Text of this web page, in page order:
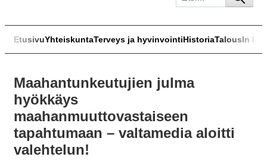
EtusivuYhteiskuntaTerveys ja hyvinvointiHistoriaTalousIn
Maahantunkeutujien julma
hyökkäys
maahanmuuttovastaiseen
tapahtumaan – valtamedia aloitti
valehtelun!